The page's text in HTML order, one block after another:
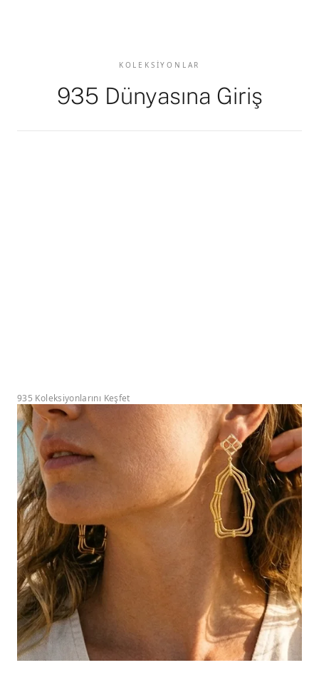
935 Koleksiyonlarını Keşfet
Flower Of Life
Global Warming
Monarch Butterfly
Black Magic
Dream Jungle
KOLEKSIYONLAR
935 Dünyasına Giriş